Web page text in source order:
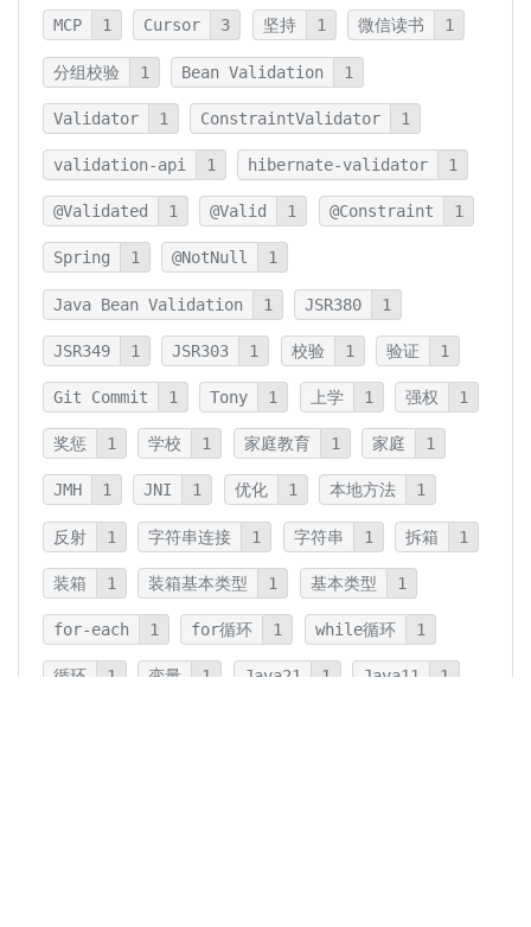
MCP 1 Cursor 3 坚持 1 微信读书 1
分组校验 1 Bean Validation 1
Validator 1 ConstraintValidator 1
validation-api 1 hibernate-validator 1
@Validated 1 @Valid 1 @Constraint 1
Spring 1 @NotNull 1
Java Bean Validation 1 JSR380 1
JSR349 1 JSR303 1 校验 1 验证 1
Git Commit 1 Tony 1 上学 1 强权 1
奖惩 1 学校 1 家庭教育 1 家庭 1
JMH 1 JNI 1 优化 1 本地方法 1
反射 1 字符串连接 1 字符串 1 拆箱 1
装箱 1 装箱基本类型 1 基本类型 1
for-each 1 for循环 1 while循环 1
循环 1 变量 1 Java21 1 Java11 1